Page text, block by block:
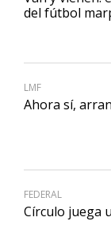
del fútbol
LMF
Ahora sí,
FEDERAL
Círculo juega